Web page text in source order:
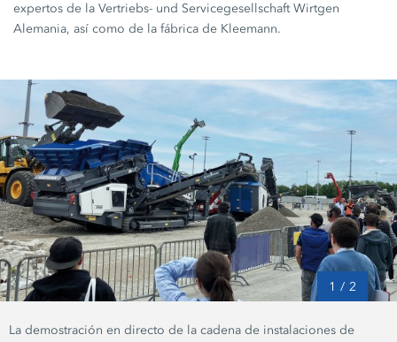
expertos de la Vertriebs- und Servicegesellschaft Wirtgen
Alemania, así como de la fábrica de Kleemann.
1 / 2
La demostración en directo de la cadena de instalaciones de